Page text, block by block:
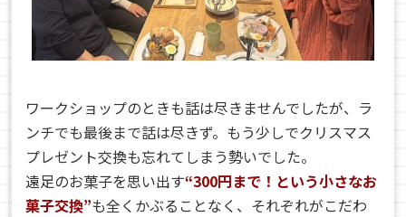
ワークショップのときも話は尽きませんでしたが、ラ
ンチでも最後まで話は尽きず。もう少しでクリスマス
プレゼント交換も忘れてしまう勢いでした。
遠足のお菓子を思い出す“300円まで！という小さなお
菓子交換”も全くかぶることなく、それぞれがこだわ